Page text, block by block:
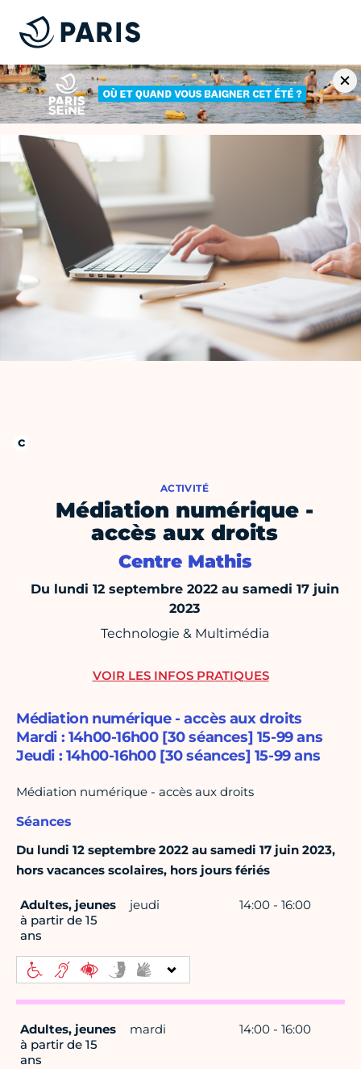
ACTIVITÉ
Médiation numérique -
accès aux droits
Centre Mathis
Du lundi 12 septembre 2022 au samedi 17 juin
2023
Technologie & Multimédia
Médiation numérique - accès aux droits
Mardi : 14h00-16h00 [30 séances] 15-99 ans
Jeudi : 14h00-16h00 [30 séances] 15-99 ans
Médiation numérique - accès aux droits
Séances
Du lundi 12 septembre 2022 au samedi 17 juin 2023,
hors vacances scolaires, hors jours fériés
Adultes, jeunes
à partir de 15
ans
jeudi 14:00 - 16:00
Adultes, jeunes
à partir de 15
ans
mardi 14:00 - 16:00
VOIR LES INFOS PRATIQUES